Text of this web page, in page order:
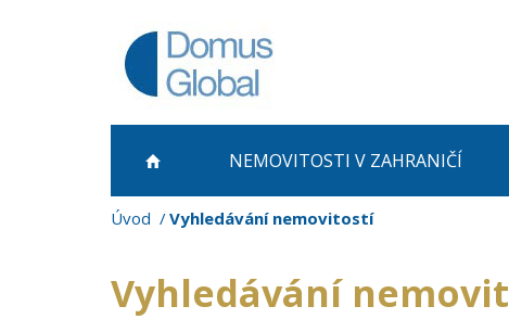
NEMOVITOSTI V ZAHRANIČÍ
Úvod Vyhledávání nemovitostí
Vyhledávání